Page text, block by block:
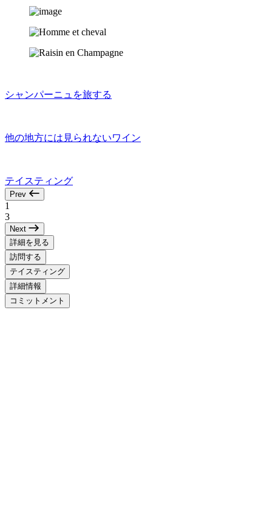
シャンパーニュを旅する
他の地方には見られないワイン
テイスティング
Prev
1
3
Next
詳細を見る
訪問する
テイスティング
詳細情報
コミットメント